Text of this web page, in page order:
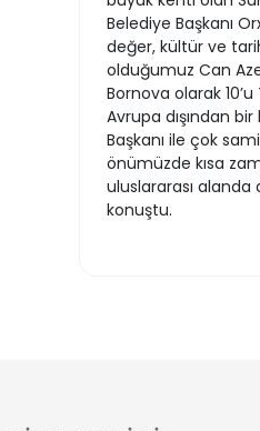
Belediye Başkanı
değer, kültür ve
olduğumuz Can
Bornova olarak
Avrupa dışından
Başkanı ile çok
önümüzde kısa
uluslararası
konuştu.